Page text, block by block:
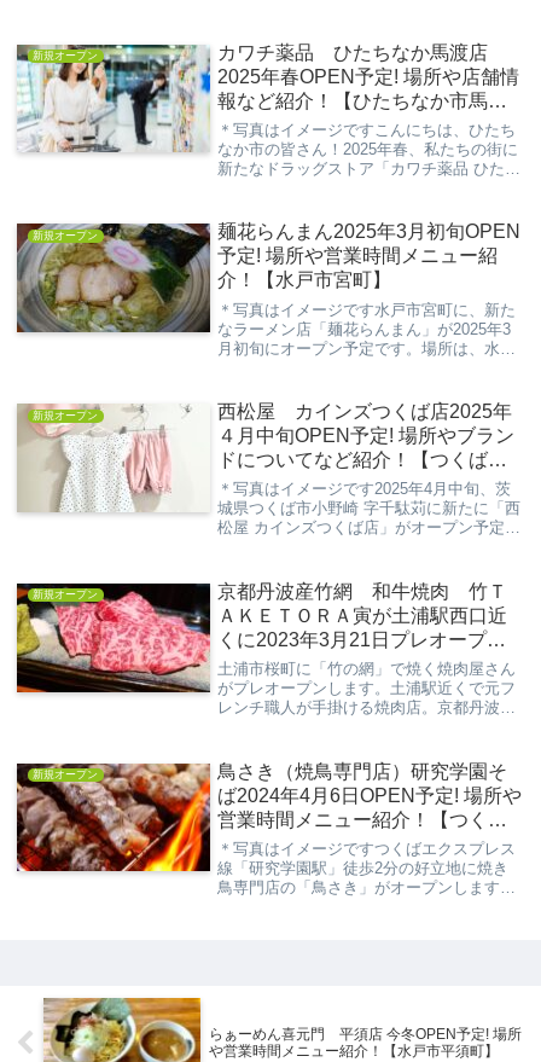
として準備が進められているようです。場
所は最寄...
新規オープン
カワチ薬品 ひたちなか馬渡店
2025年春OPEN予定! 場所や店舗情
報など紹介！【ひたちなか市馬
渡】
＊写真はイメージですこんにちは、ひたち
なか市の皆さん！2025年春、私たちの街に
新たなドラッグストア「カワチ薬品 ひたち
るカワチ薬品の新店舗が、私たちの生活を
さらに...
新規オープン
麺花らんまん2025年3月初旬OPEN
予定! 場所や営業時間メニュー紹
介！【水戸市宮町】
＊写真はイメージです水戸市宮町に、新た
なラーメン店「麺花らんまん」が2025年3
月初旬にオープン予定です。場所は、水戸
式会社アジカン堂カンパニーが手掛けてお
り、地元...
新規オープン
西松屋 カインズつくば店2025年
４月中旬OPEN予定! 場所やブラン
ドについてなど紹介！【つくば市
小野崎 字千駄苅】
＊写真はイメージです2025年4月中旬、茨
城県つくば市小野崎 字千駄苅に新たに「西
松屋 カインズつくば店」がオープン予定で
ることで、より便利にお買い物を楽しめる
よう...
新規オープン
京都丹波産竹網 和牛焼肉 竹Ｔ
ＡＫＥＴＯＲＡ寅が土浦駅西口近
くに2023年3月21日プレオープン!
場所、営業時間、ランチ情報
土浦市桜町に「竹の網」で焼く焼肉屋さん
がプレオープンします。土浦駅近くで元フ
レンチ職人が手掛ける焼肉店。京都丹波産
は？カウンターでダイナミックな鉄板焼き
も楽しめる焼...
新規オープン
鳥さき（焼鳥専門店）研究学園そ
ば2024年4月6日OPEN予定! 場所や
営業時間メニュー紹介！【つくば
市研究学園】
＊写真はイメージですつくばエクスプレス
線「研究学園駅」徒歩2分の好立地に焼き
鳥専門店の「鳥さき」がオープンします。
らぁーめん喜元門 平須店 今冬OPEN予定! 場所
や営業時間メニュー紹介！【水戸市平須町】